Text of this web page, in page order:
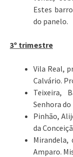
Estes
do panelo.
3º trimestre
Vila Real,
Calvário.
Teixeira,
Senhora do
Pinhão,
da
Mirandela,
Amparo.